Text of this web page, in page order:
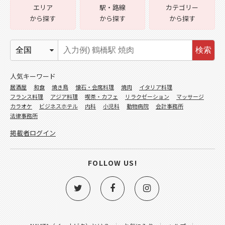
エリア
から探す
駅・路線
から探す
カテゴリー
から探す
検索
人気キーワード
居酒屋 和食 焼き鳥 懐石・会席料理 焼肉
イタリア料理
フランス料理
アジア料理 喫茶・カフェ リラクゼーション
マッサージ
カラオケ
ビジネスホテル 内科 小児科 動物病院
会計事務所
法律事務所
掲載者ログイン
FOLLOW US!